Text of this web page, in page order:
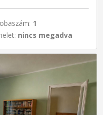
1
nincs megadva